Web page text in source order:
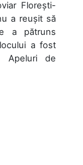
Florești-
a reușit să
a pătruns
a fost
Apeluri de